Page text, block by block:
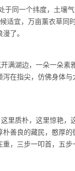
于同一个纬度，土壤
适宜，万亩薰衣草同
了。
满湖边，一朵一朵素
在指尖，仿佛身体与
里质朴，这里惊艳，
朴善良的藏民，憨厚的
，三步一叩首，五步